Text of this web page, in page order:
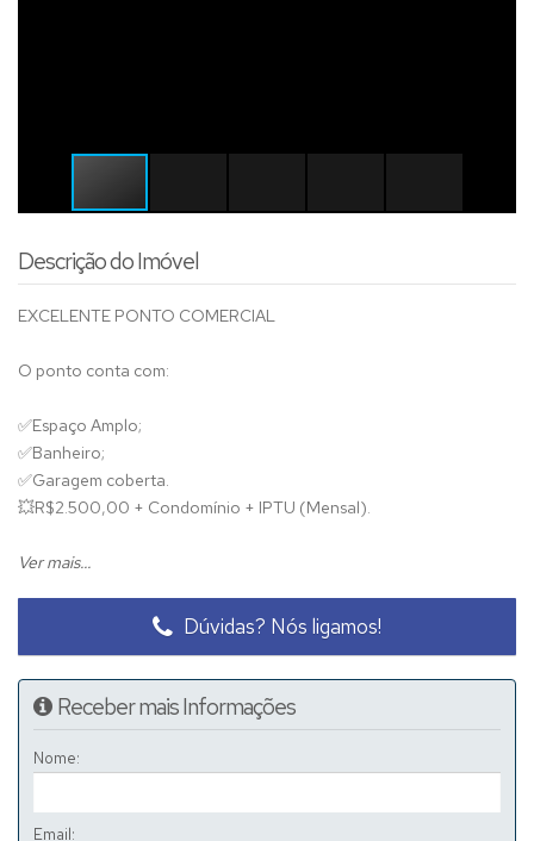
Descrição do Imóvel
EXCELENTE PONTO COMERCIAL
O ponto conta com:
✅Espaço Amplo;
✅Banheiro;
✅Garagem coberta.
💥R$2.500,00 + Condomínio + IPTU (Mensal).
O Valor do condomínio não é fixo, é rateado todo mês.
Ver mais...
Dúvidas? Nós ligamos!
Receber mais Informações
Nome:
Email: